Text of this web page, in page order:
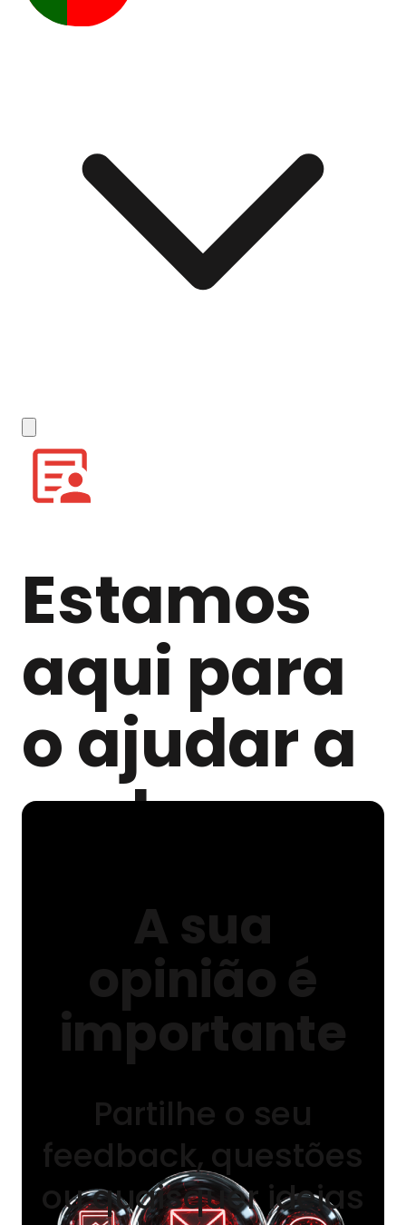
Estamos
aqui para
o ajudar a
cada
passo
Todas as suas dúvidas e questões ajudam-
nos a melhorar os nossos produtos e
serviços. Por favor, não hesite em pedir
ajuda através dos seguintes dados de
A sua
opinião é
importante
Partilhe o seu
feedback, questões
ou quaisquer ideias